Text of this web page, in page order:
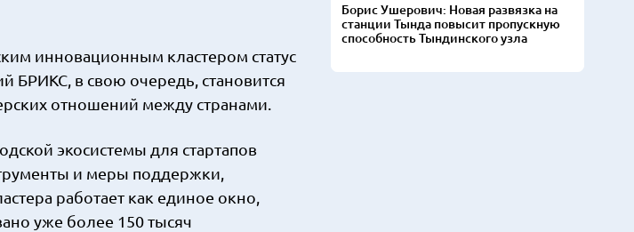
инновационным кластером статус
в свою очередь, становится
отношений между странами.
экосистемы для стартапов
и меры поддержки,
работает как единое окно,
уже более 150 тысяч
Борис Ушерович: Новая развязка на
станции Тында повысит пропускную
способность Тындинского узла